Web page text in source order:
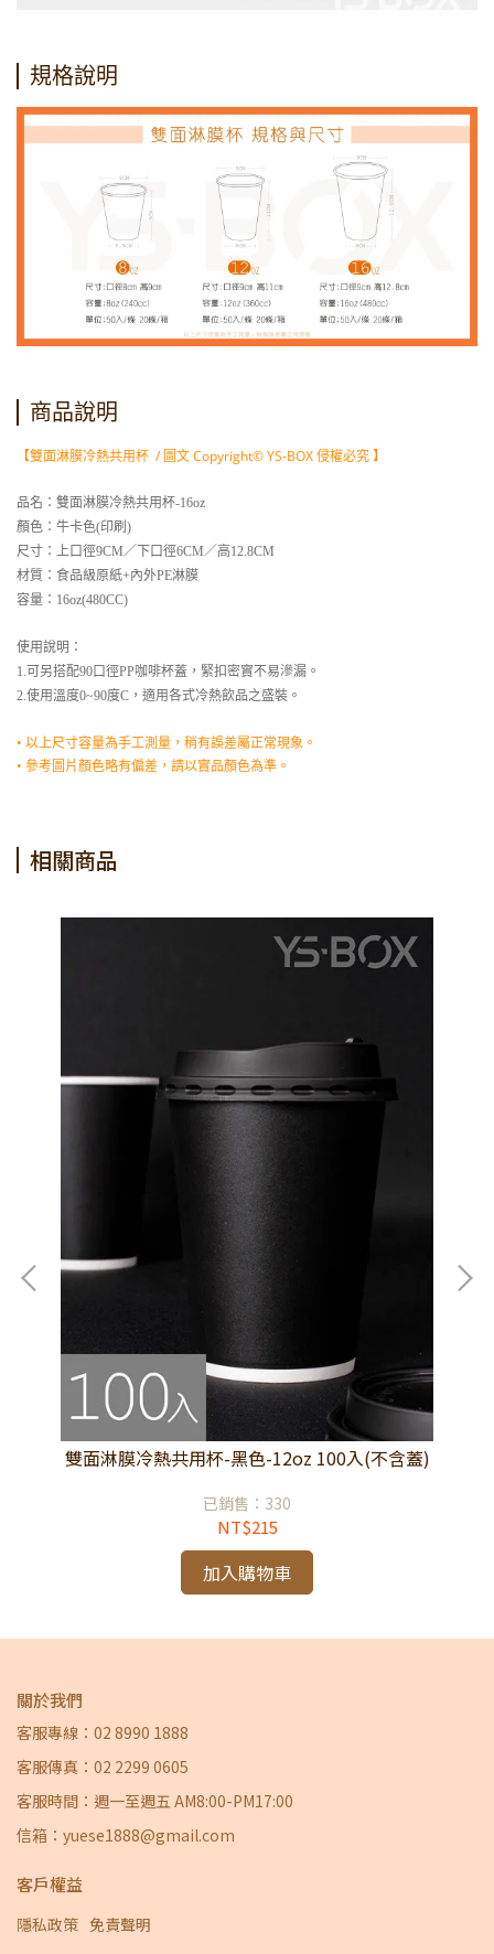
規格說明
商品說明
【雙面淋膜冷熱共用杯 / 圖文 Copyright© YS-BOX 侵權必究 】
品名：雙面淋膜冷熱共用杯-16oz
顏色：牛卡色(印刷)
尺寸：上口徑9CM／下口徑6CM／高12.8CM
材質：食品級原紙+內外PE淋膜
容量：16oz(480CC)
使用說明：
1.可另搭配90口徑PP咖啡杯蓋，緊扣密實不易滲漏。
2.使用溫度0~90度C，適用各式冷熱飲品之盛裝。
• 以上尺寸容量為手工測量，稍有誤差屬正常現象。
• 參考圖片顏色略有偏差，請以實品顏色為準。
相關商品
雙面淋膜冷熱共用杯-黑色-12oz 100入(不含蓋)
已銷售：330
NT$215
加入購物車
關於我們
客服專線：02 8990 1888
客服傳真：02 2299 0605
客服時間：週一至週五 AM8:00-PM17:00
信箱：yuese1888@gmail.com
客戶權益
隱私政策 免責聲明